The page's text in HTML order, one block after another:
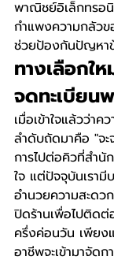
พาณิชย์อิเล็กทรอ
กำแพงความกลัวข
ช่วยป้องกันปัญหา
ทางเลือกใ
จดทะเบียน
เมื่อเข้าใจแล้วว่า
ลำดับถัดมาคือ "จะ
การไปต่อคิวที่สำนั
ใจ แต่ปัจจุบันเรามี
อำนวยความสะดว
ปิดร้านเพื่อไปติดต่
ครึ่งค่อนวัน เพียง
อาชีพจะเข้ามาจัด